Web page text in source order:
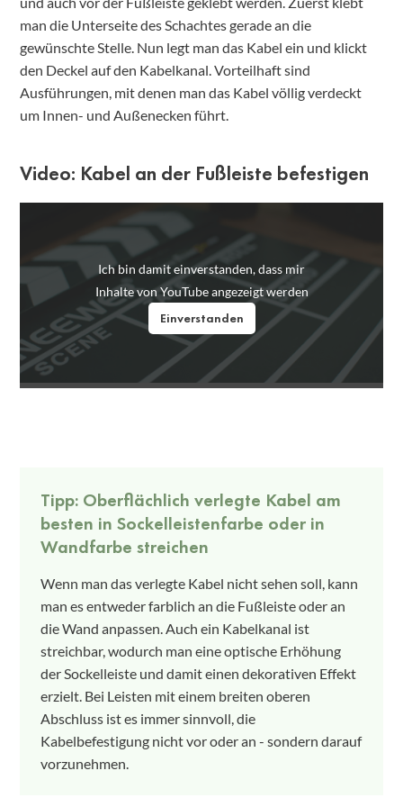
man die Unterseite des Schachtes gerade an die
gewünschte Stelle. Nun legt man das Kabel ein und klickt
den Deckel auf den Kabelkanal. Vorteilhaft sind
Ausführungen, mit denen man das Kabel völlig verdeckt
um Innen- und Außenecken führt.
Video: Kabel an der Fußleiste befestigen
Ich bin damit einverstanden, dass mir
Inhalte von YouTube angezeigt werden
Einverstanden
Tipp: Oberflächlich verlegte Kabel am
besten in Sockelleistenfarbe oder in
Wandfarbe streichen
Wenn man das verlegte Kabel nicht sehen soll, kann
man es entweder farblich an die Fußleiste oder an
die Wand anpassen. Auch ein Kabelkanal ist
streichbar, wodurch man eine optische Erhöhung
der Sockelleiste und damit einen dekorativen Effekt
erzielt. Bei Leisten mit einem breiten oberen
Abschluss ist es immer sinnvoll, die
Kabelbefestigung nicht vor oder an - sondern darauf
vorzunehmen.